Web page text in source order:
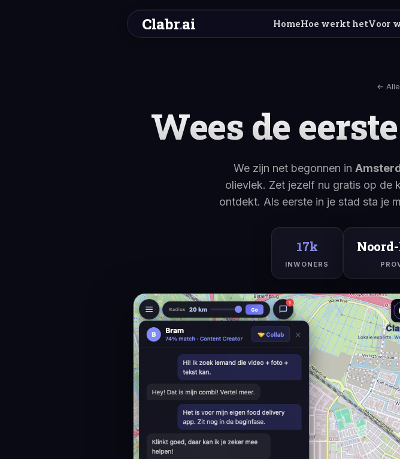
Clabr.ai HomeHoe werkt hetVoor
←
Wees de
We zijn net begonnen in
olievlek. Zet jezelf nu gratis op
ontdekt. Als eerste in je stad sta je
17k
INWONERS